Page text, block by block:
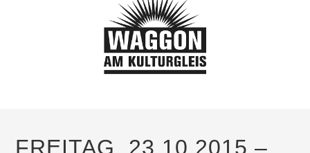
FREITAG, 23.10.2015 –